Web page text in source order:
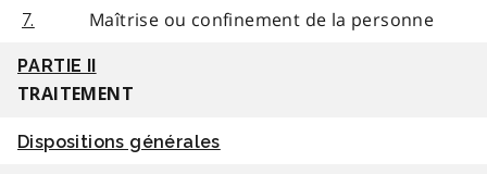
7. Maîtrise ou confinement de la personne
PARTIE II
TRAITEMENT
Dispositions générales